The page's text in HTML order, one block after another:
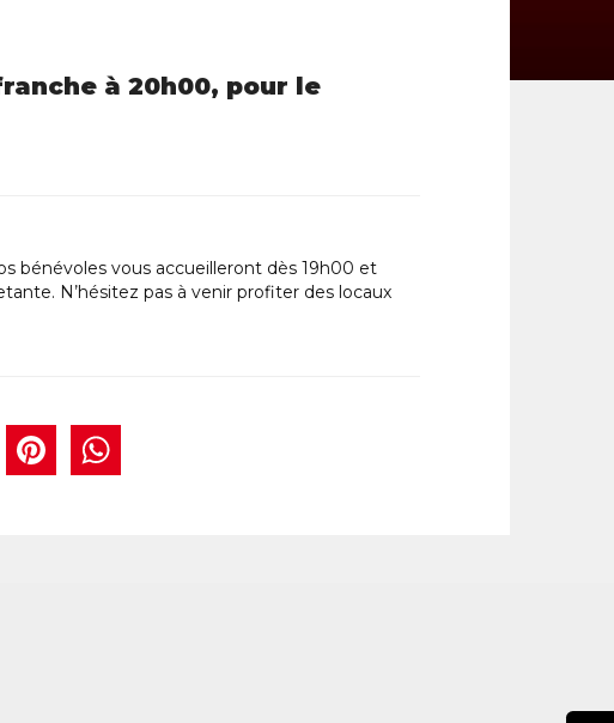
à 20h00, pour le
bénévoles vous accueilleront dès 19h00 et
N’hésitez pas à venir profiter des locaux
TwitterPinterest